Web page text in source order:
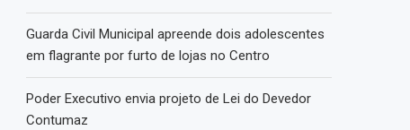
Guarda Civil Municipal apreende dois adolescentes
em flagrante por furto de lojas no Centro
Poder Executivo envia projeto de Lei do Devedor
Contumaz